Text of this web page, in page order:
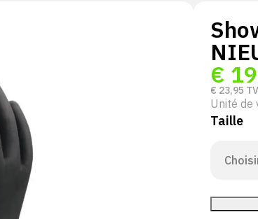
€
€ 23,95
Unité de
Taille